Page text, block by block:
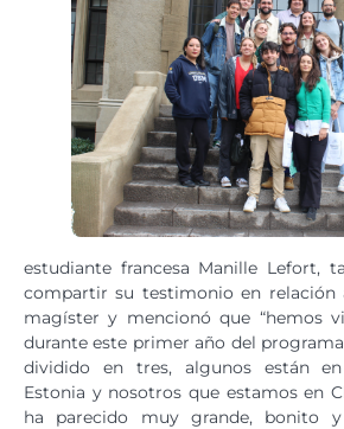
estudiante francesa Manille Lefort,
compartir su testimonio en relación
magíster y mencionó que “hemos
durante este primer año del
dividido en tres, algunos están
Estonia y nosotros que estamos en
ha parecido muy grande, bonito